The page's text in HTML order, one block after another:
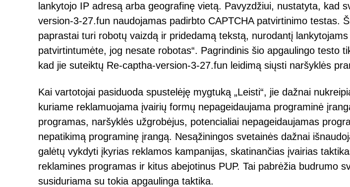
lankytojo IP adresą arba geografinę vietą. Pavyzdžiui, nustatyta, kad
version-3-27.fun naudojamas padirbto CAPTCHA patvirtinimo testas.
paprastai turi robotų vaizdą ir pridedamą tekstą, nurodantį lankytojams
patvirtintumėte, jog nesate robotas“. Pagrindinis šio apgaulingo testo
kad jie suteiktų Re-captha-version-3-27.fun leidimą siųsti naršyklės
Kai vartotojai pasiduoda spustelėję mygtuką „Leisti“, jie dažnai
kuriame reklamuojama įvairių formų nepageidaujama programinė
programas, naršyklės užgrobėjus, potencialiai nepageidaujamas
nepatikimą programinę įrangą. Nesąžiningos svetainės dažnai
galėtų vykdyti įkyrias reklamos kampanijas, skatinančias įvairias
reklamines programas ir kitus abejotinus PUP. Tai pabrėžia budrumo
susiduriama su tokia apgaulinga taktika.